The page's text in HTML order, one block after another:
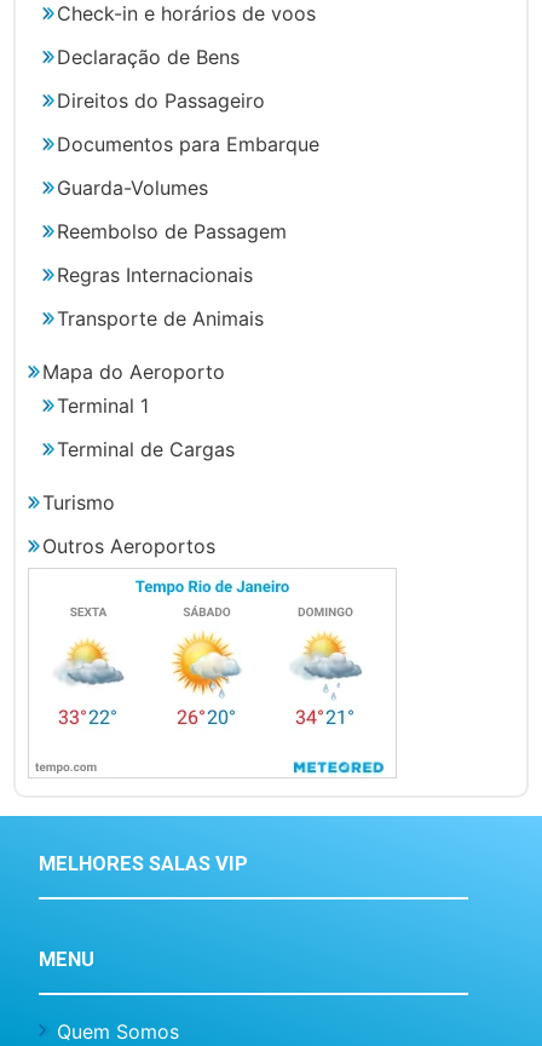
Check-in e horários de voos
Declaração de Bens
Direitos do Passageiro
Documentos para Embarque
Guarda-Volumes
Reembolso de Passagem
Regras Internacionais
Transporte de Animais
Mapa do Aeroporto
Terminal 1
Terminal de Cargas
Turismo
Outros Aeroportos
MELHORES SALAS VIP
MENU
Quem Somos